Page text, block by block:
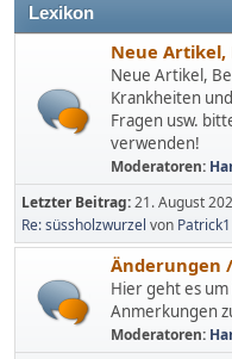
Lexikon
Neue Artikel,
Neue Artikel,
Krankheiten
Fragen usw.
verwenden!
Moderatoren:
Letzter Beitrag:21. August
Re: süssholzwurzel von Patrick1
Änderungen
Hier geht es
Anmerkungen
Moderatoren: